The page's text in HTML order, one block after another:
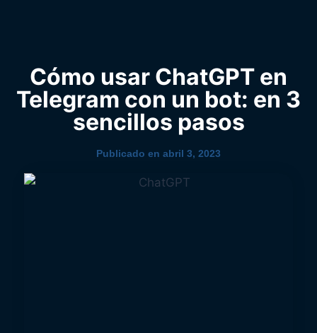
Cómo usar ChatGPT en
Telegram con un bot: en 3
sencillos pasos
Publicado en abril 3, 2023